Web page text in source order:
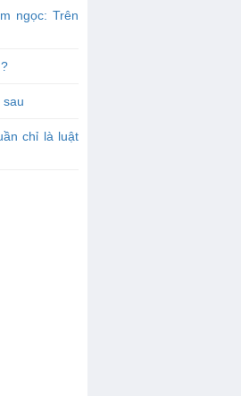
ngọc: Trên
chỉ là luật